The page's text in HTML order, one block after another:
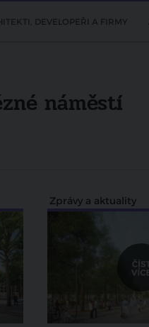
DEVELOPEŘI A FIRMY
náměstí
Zprávy a aktuality